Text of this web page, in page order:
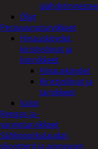
Öljyt
Perävaunutarvikkeet
Hinausköydet,
kiristysliinat ja
kiinnikkeet
Hinausköydet
Kiristysliinat ja
tarvikkeet
Valot
Rengas ja -
vannetarvikkeet
Sähköpotkulaudat,
skootterit ja ajoneuvot